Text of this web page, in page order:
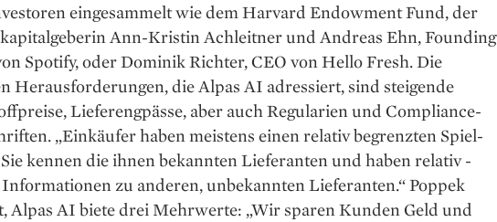
eingesammelt wie dem Harvard Endowment Fund, der
Ann-Kristin Ach­leitner und Andreas Ehn, Founding
Spotify, oder ­Dominik Richter, CEO von ­Hello Fresh. Die
Heraus­forderungen, die ­Alpas AI adressiert, sind steigende
Lieferengpässe, aber auch ­Regularien und Compliance-
„Einkäufer ­haben meistens einen relativ begrenzten Spiel­
kennen die ihnen bekannten ­Lieferanten und haben relativ
zu anderen, unbekannten Lieferanten.“ Poppek
Alpas AI biete drei Mehrwerte: „Wir sparen Kunden Geld und